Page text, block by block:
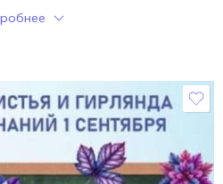
клиенты, купившие этот товар,